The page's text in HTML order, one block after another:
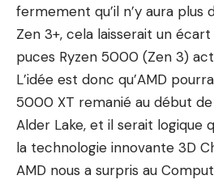
fermement qu’il n’y aura plus
Zen 3+, cela laisserait un
puces Ryzen 5000 (Zen 3)
L’idée est donc qu’AMD
5000 XT remanié au début
Alder Lake, et il serait logique
la technologie innovante 3D
AMD nous a surpris au